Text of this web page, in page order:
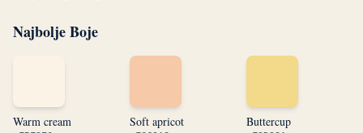
Najbolje Boje
Warm cream Soft apricot Buttercup